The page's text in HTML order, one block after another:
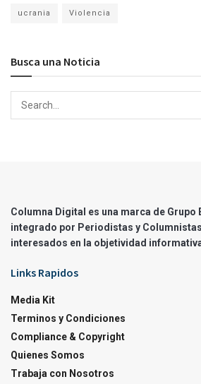
ucrania Violencia
Busca una Noticia
Columna Digital es una marca de Grupo
integrado por Periodistas y
interesados en la objetividad
Links Rapidos
Media Kit
Terminos y Condiciones
Compliance & Copyright
Quienes Somos
Trabaja con Nosotros